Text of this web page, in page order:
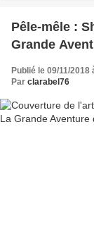
Pêle-mêle :
Grande
Publié le 09/11/2018
Par clarabel76